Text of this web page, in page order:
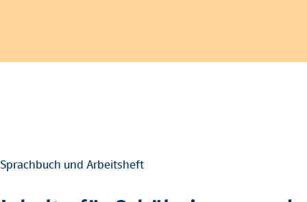
Sprachbuch und Arbeitsheft